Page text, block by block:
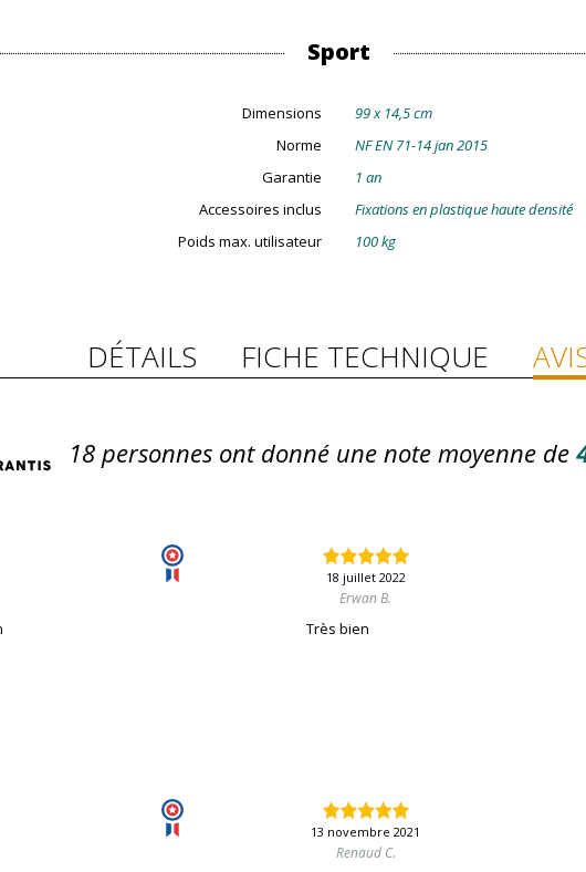
Sport
Dimensions
99 x 14,5 cm
Norme
NF EN 71-14 jan 2015
Garantie
1 an
Accessoires inclus
Fixations en plastique haute densité
Poids max. utilisateur
100 kg
DÉTAILS FICHE TECHNIQUE
18 personnes ont donné une note moyenne de
18 juillet 2022
Erwan B.
Très bien
13 novembre 2021
Renaud C.